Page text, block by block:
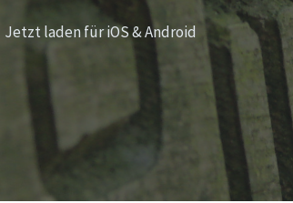
Jetzt laden für iOS & Android